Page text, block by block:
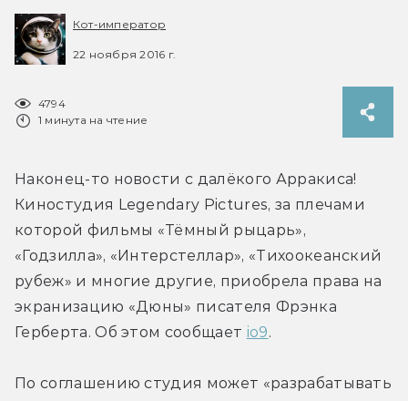
Кот-император
22 ноября 2016 г.
4794
1 минута на чтение
Наконец-то новости с далёкого Арракиса!
Киностудия Legendary Pictures, за плечами
которой фильмы «Тёмный рыцарь»,
«Годзилла», «Интерстеллар», «Тихоокеанский
рубеж» и многие другие, приобрела права на
экранизацию «Дюны» писателя Фрэнка
Герберта. Об этом сообщает io9.
По соглашению студия может «разрабатывать